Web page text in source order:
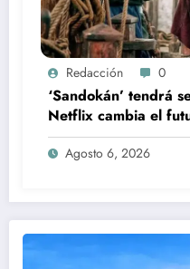
Redacción 0
‘Sandokán’ tendrá
Netflix cambia el
Agosto 6, 2026